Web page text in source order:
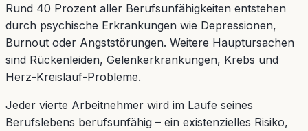
Rund 40 Prozent aller Berufsunfähigkeiten entstehen
durch psychische Erkrankungen wie Depressionen,
Burnout oder Angststörungen. Weitere Hauptursachen
sind Rückenleiden, Gelenkerkrankungen, Krebs und
Herz-Kreislauf-Probleme.
Jeder vierte Arbeitnehmer wird im Laufe seines
Berufslebens berufsunfähig – ein existenzielles Risiko,